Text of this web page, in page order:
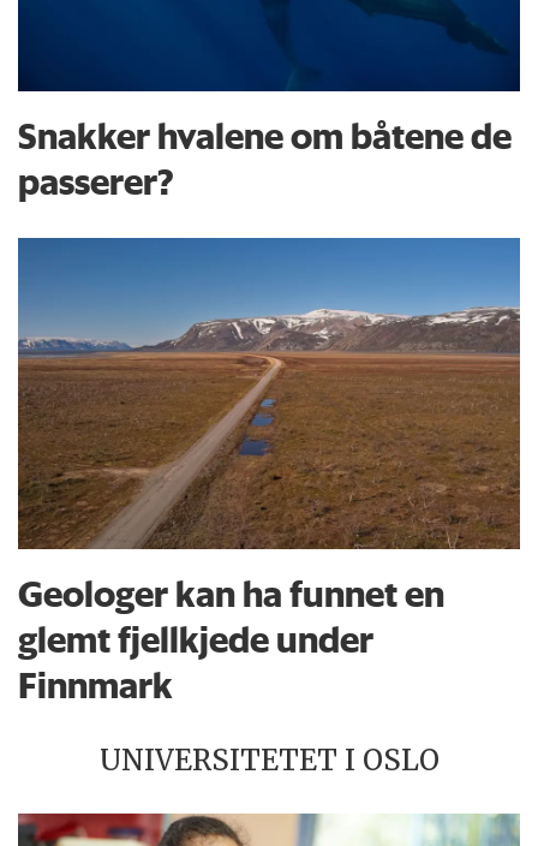
Snakker hvalene om båtene de
passerer?
Geologer kan ha funnet en
glemt fjellkjede under
Finnmark
UNIVERSITETET I OSLO